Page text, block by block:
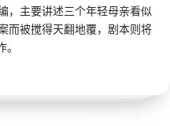
主要讲述三个年轻母亲看似
而被搅得天翻地覆，剧本则将